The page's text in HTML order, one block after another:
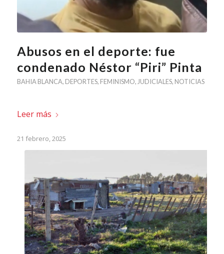
Abusos en el deporte: fue
condenado Néstor “Piri” Pinta
BAHIA BLANCA, DEPORTES, FEMINISMO,JUDICIALES, NOTICIAS
Leer más
21 febrero, 2025